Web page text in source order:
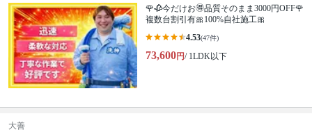
🌹🥀今だけお🉐品質そのまま3000円OFF🌹
複数台割引有🎀100%自社施工🎀
4.53(47件)
73,600円/ 1LDK以下
大善